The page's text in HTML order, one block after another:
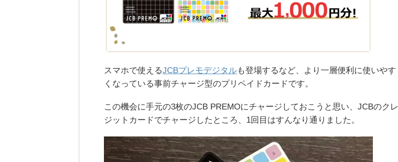
スマホで使えるJCBプレモデジタルも登場するなど、より一層便利に使いやす
くなっている事前チャージ型のプリペイドカードです。
この機会に手元の3枚のJCB PREMOにチャージしておこうと思い、JCBのクレ
ジットカードでチャージしたところ、1回目はすんなり通りました。